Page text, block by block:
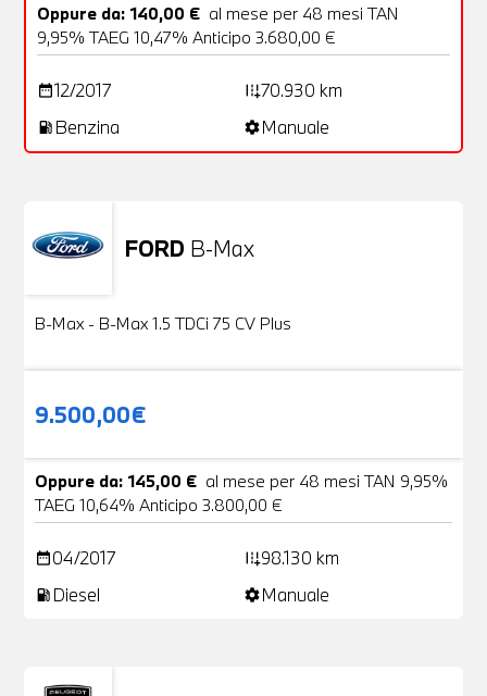
Oppure da: 140,00 € al mese per 48 mesi TAN
9,95% TAEG 10,47% Anticipo 3.680,00 €
date_range12/2017 add_road70.930 km
local_gas_station Benzina settingsManuale
FORD B-Max
B-Max - B-Max 1.5 TDCi 75 CV Plus
9.500,00€
Oppure da: 145,00 € al mese per 48 mesi TAN 9,95%
TAEG 10,64% Anticipo 3.800,00 €
date_range04/2017 add_road98.130 km
local_gas_station Diesel settingsManuale